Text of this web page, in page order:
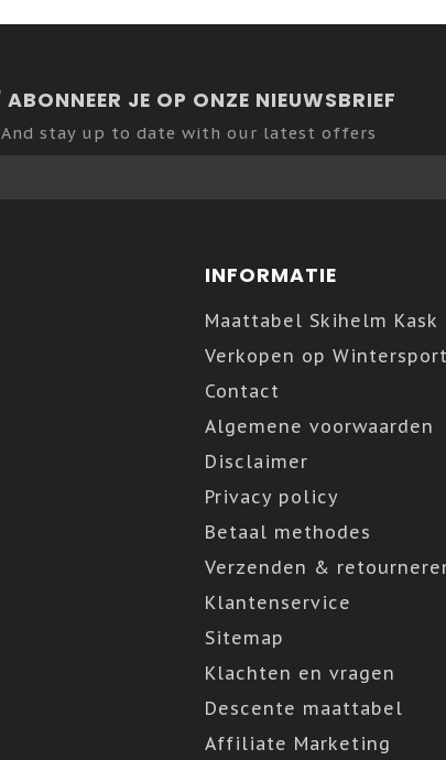
ABONNEER JE OP ONZE NIEUWSBRIEF
And stay up to date with our latest offers
INFORMATIE
Maattabel Skihelm Kask
Verkopen op
Contact
Algemene voorwaarden
Disclaimer
Privacy policy
Betaal methodes
Verzenden &
Klantenservice
Sitemap
Klachten en vragen
Descente maattabel
Affiliate Marketing